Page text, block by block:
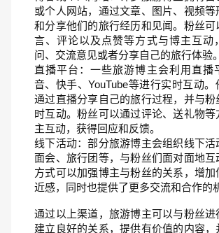
或个人网站，通过文章、图片、视频等
和分享他们的旅行经历和见闻。粉丝可
言、评论以及点赞等方式与博主互动
问、交流意见或者分享自己的旅行体验。
直播平台：一些旅游博主会利用直播
音、快手、YouTube等进行实时互动。
通过直播分享自己的旅行过程，并与粉
时互动。粉丝可以通过评论、送礼物等
主互动，获得回应和反馈。
线下活动：部分旅游博主会组织线下活
面会、旅行团等，与粉丝们面对面地互
方式可以加强博主与粉丝的关系，增加
近感，同时也提供了更多交流和合作的
通过以上渠道，旅游博主可以与粉丝进
建立良好的关系，提供有价值的内容，